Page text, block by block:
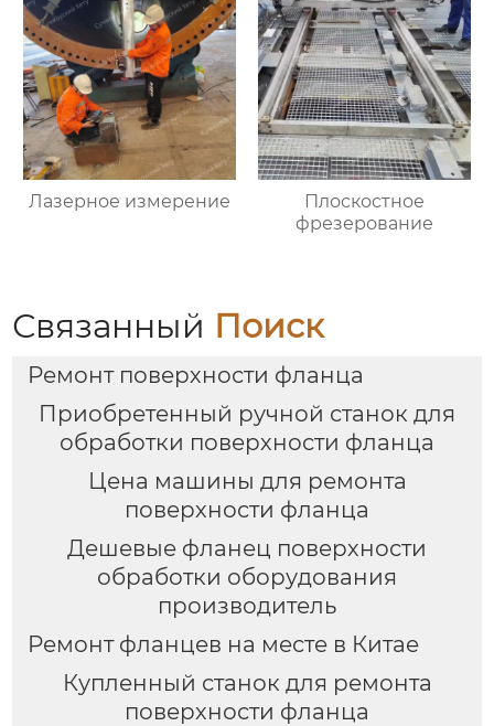
Лазерное измерение
Плоскостное
фрезерование
Связанный Поиск
Ремонт поверхности фланца
Приобретенный ручной станок для
обработки поверхности фланца
Цена машины для ремонта
поверхности фланца
Дешевые фланец поверхности
обработки оборудования
производитель
Ремонт фланцев на месте в Китае
Купленный станок для ремонта
поверхности фланца